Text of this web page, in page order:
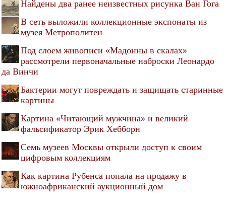
Найдены два ранее неизвестных рисунка Ван Гога
В сеть выложили коллекционные экспонаты из
музея Метрополитен
Под слоем живописи «Мадонны в скалах»
рассмотрели первоначальные наброски Леонардо
да Винчи
Бактерии могут повреждать и защищать старинные
картины
Картина «Читающий мужчина» и великий
фальсификатор Эрик Хебборн
Семь музеев Москвы открыли доступ к своим
цифровым коллекциям
Как картина Рубенса попала на продажу в
южноафриканский аукционный дом